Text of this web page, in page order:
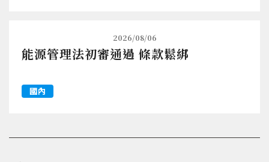
2026/08/06
能源管理法初審通過 條款鬆綁
國內